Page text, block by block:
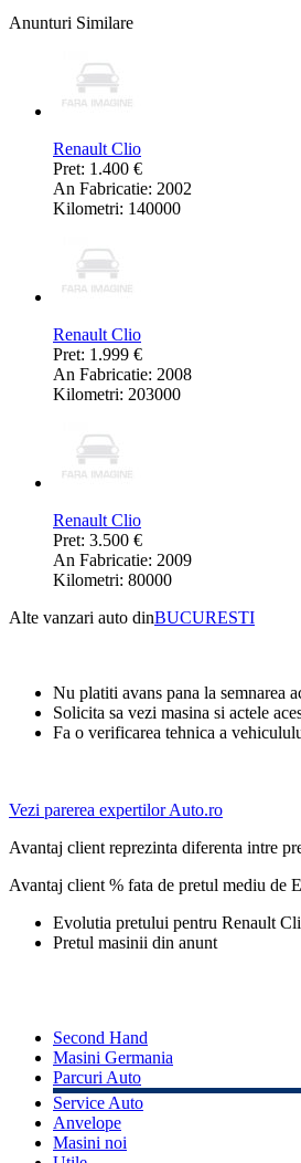
Anunturi Similare
Renault Clio
Pret: 1.400 €
An Fabricatie: 2002
Kilometri: 140000
Renault Clio
Pret: 1.999 €
An Fabricatie: 2008
Kilometri: 203000
Renault Clio
Pret: 3.500 €
An Fabricatie: 2009
Kilometri: 80000
Alte vanzari auto dinBUCURESTI
Nu platiti avans pana la semnarea
Solicita sa vezi masina si actele
Fa o verificarea tehnica a
Vezi parerea expertilor Auto.ro
Avantaj client reprezinta diferenta intre
Avantaj client % fata de pretul mediu de
Evolutia pretului pentru Renault
Pretul masinii din anunt
Second Hand
Masini Germania
Parcuri Auto
Service Auto
Anvelope
Masini noi